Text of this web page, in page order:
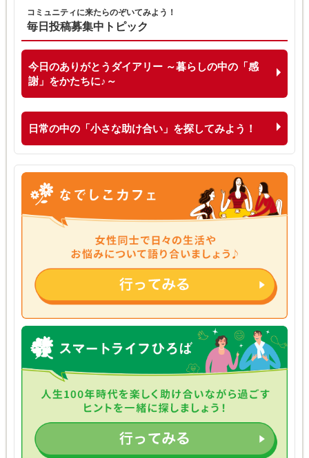
コミュニティに来たらのぞいてみよう！
毎日投稿募集中トピック
今日のありがとうダイアリー ～暮らしの中の「感
謝」をかたちに♪～
日常の中の「小さな助け合い」を探してみよう！